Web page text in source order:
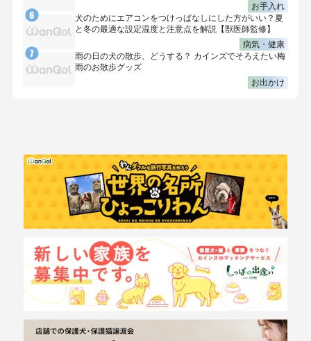
お手入れ
犬のためにエアコンをつけっぱなしにした方がいい？夏
と冬の最適な設定温度と注意点を解説【獣医師監修】
病気・健康
雨の日の犬の散歩、どうする？ カインズでそろえたい梅
雨のお散歩グッズ
お出かけ